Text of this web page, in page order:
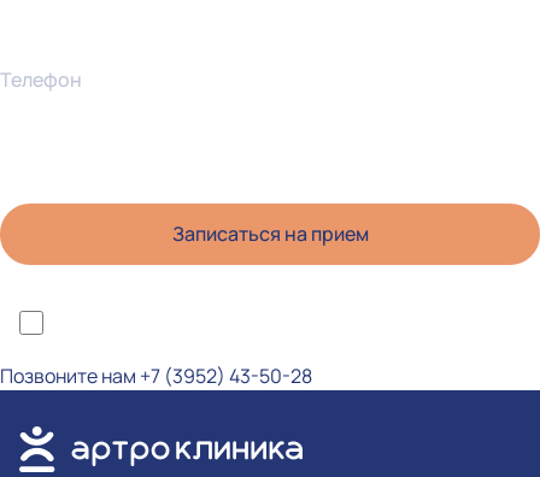
Телефон
Позвоните нам +7 (3952) 43-50-28